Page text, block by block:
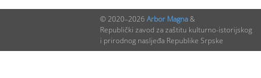
© 2020–2026 Arbor Magna&
Republički zavod za zaštitu kulturno-istorijskog
i prirodnog nasljeđa Republike Srpske